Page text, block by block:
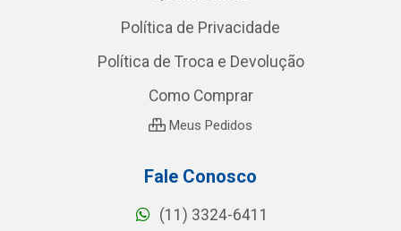
Política de Privacidade
Política de Troca e Devolução
Como Comprar
Meus Pedidos
Fale Conosco
(11) 3324-6411